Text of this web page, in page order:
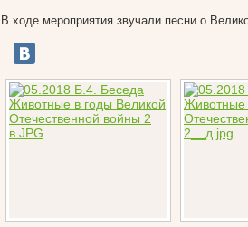
В ходе мероприятия звучали песни о